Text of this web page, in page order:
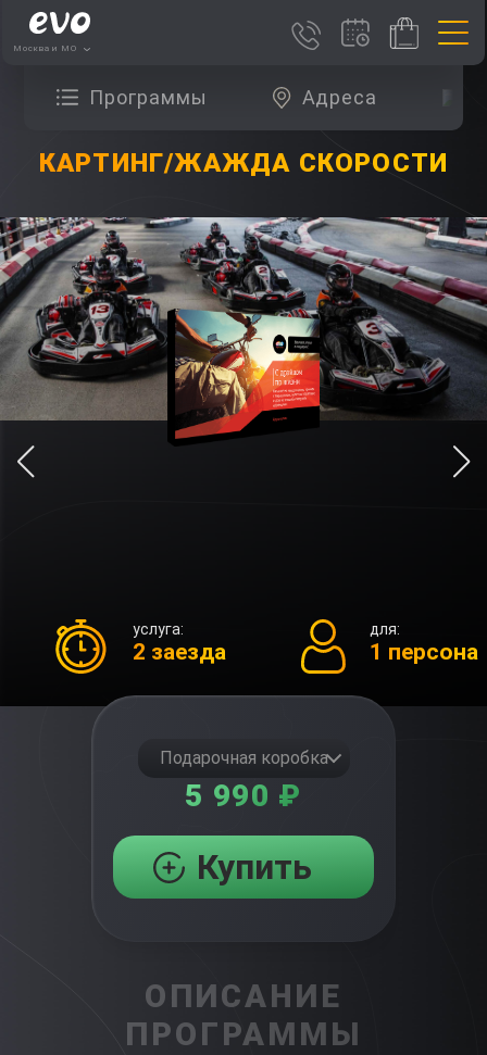
Москва и МО
Программы Адреса
КАРТИНГ/ЖАЖДА СКОРОСТИ
услуга:
2 заезда
для:
1 персона
Подарочная коробка
5 990 ₽
Купить
ОПИСАНИЕ
ПРОГРАММЫ